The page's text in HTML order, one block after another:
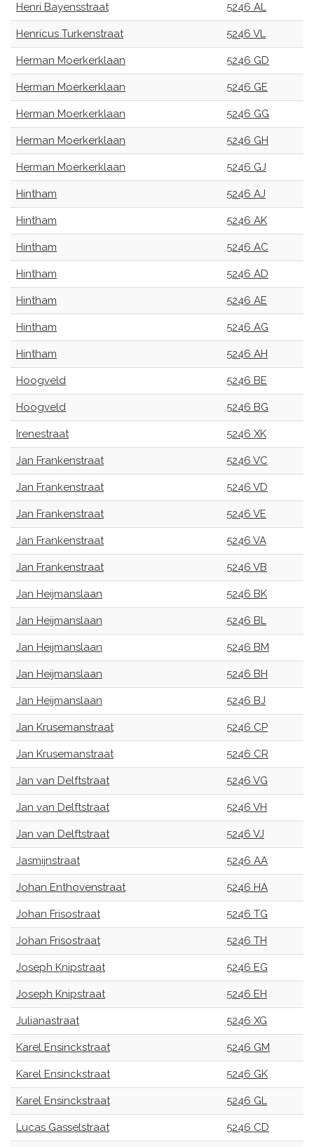
Henri Bayensstraat 5246 AL
Henricus Turkenstraat 5246 VL
Herman Moerkerklaan 5246 GD
Herman Moerkerklaan 5246 GE
Herman Moerkerklaan 5246 GG
Herman Moerkerklaan 5246 GH
Herman Moerkerklaan 5246 GJ
Hintham 5246 AJ
Hintham 5246 AK
Hintham 5246 AC
Hintham 5246 AD
Hintham 5246 AE
Hintham 5246 AG
Hintham 5246 AH
Hoogveld 5246 BE
Hoogveld 5246 BG
Irenestraat 5246 XK
Jan Frankenstraat 5246 VC
Jan Frankenstraat 5246 VD
Jan Frankenstraat 5246 VE
Jan Frankenstraat 5246 VA
Jan Frankenstraat 5246 VB
Jan Heijmanslaan 5246 BK
Jan Heijmanslaan 5246 BL
Jan Heijmanslaan 5246 BM
Jan Heijmanslaan 5246 BH
Jan Heijmanslaan 5246 BJ
Jan Krusemanstraat 5246 CP
Jan Krusemanstraat 5246 CR
Jan van Delftstraat 5246 VG
Jan van Delftstraat 5246 VH
Jan van Delftstraat 5246 VJ
Jasmijnstraat 5246 AA
Johan Enthovenstraat 5246 HA
Johan Frisostraat 5246 TG
Johan Frisostraat 5246 TH
Joseph Knipstraat 5246 EG
Joseph Knipstraat 5246 EH
Julianastraat 5246 XG
Karel Ensinckstraat 5246 GM
Karel Ensinckstraat 5246 GK
Karel Ensinckstraat 5246 GL
Lucas Gasselstraat 5246 CD